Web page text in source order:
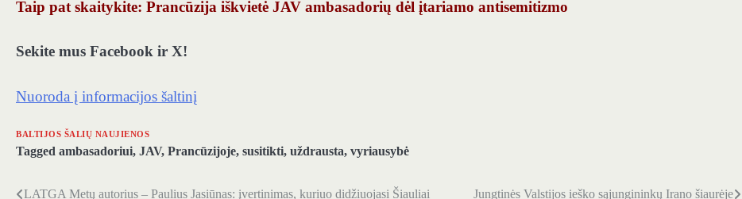
Taip pat skaitykite: Prancūzija iškvietė JAV ambasadorių dėl įtariamo antisemitizmo
Sekite mus Facebook ir X!
Nuoroda į informacijos šaltinį
BALTIJOS ŠALIŲ NAUJIENOS
Tagged ambasadoriui, JAV, Prancūzijoje, susitikti, uždrausta, vyriausybė
LATGA Metų autorius – Paulius Jasiūnas: įvertinimas, kuriuo didžiuojasi Šiauliai Jungtinės Valstijos ieško sąjungininkų Irano šiaurėje